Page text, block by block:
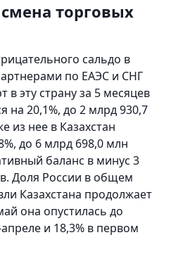
торговых
сальдо в
по ЕАЭС и СНГ
в эту страну за 5 месяцев
на 20,1%, до 2 млрд 930,7
из нее в Казахстан
до 6 млрд 698,0 млн
баланс в минус 3
Доля России в общем
Казахстана продолжает
она опустилась до
и 18,3% в первом